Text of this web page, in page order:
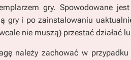
gry. Spowodowane
gry i po zainstalowaniu
nie muszą) przestać działać
należy zachować w